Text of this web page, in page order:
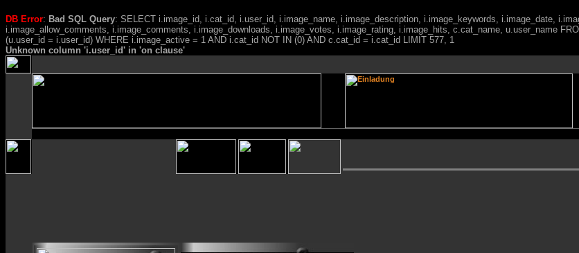
DB Error: Bad SQL Query: SELECT i.image_id, i.cat_id, i.user_id, i.image_name, i.image_description, i.image_keywords, i.image_date,
i.image_allow_comments, i.image_comments, i.image_downloads, i.image_votes, i.image_rating, i.image_hits, c.cat_name, u.user_name
(u.user_id = i.user_id) WHERE i.image_active = 1 AND i.cat_id NOT IN (0) AND c.cat_id = i.cat_id LIMIT 577, 1
Unknown column 'i.user_id' in 'on clause'